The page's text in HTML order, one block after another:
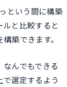
という間に構築
と比較すると
築できます。
んでもできる
選定するよう